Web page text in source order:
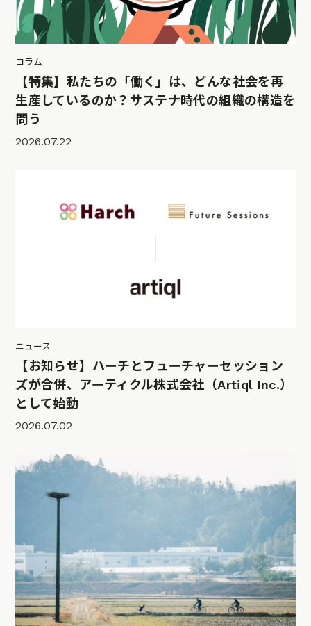
コラム
【特集】私たちの「働く」は、どんな社会を再
生産しているのか？サステナ時代の組織の構造を
問う
2026.07.22
ニュース
【お知らせ】ハーチとフューチャーセッション
ズが合併、アーティクル株式会社（Artiql Inc.）
として始動
2026.07.02